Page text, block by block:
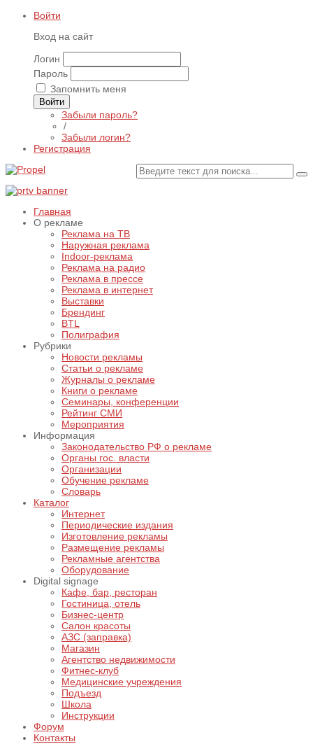
Войти
Вход на сайт
Логин
Пароль
Запомнить меня
Войти
Забыли пароль?
/
Забыли логин?
Регистрация
Главная
О рекламе
Реклама на ТВ
Наружная реклама
Indoor-реклама
Реклама на радио
Реклама в прессе
Реклама в интернет
Выставки
Брендинг
BTL
Полиграфия
Рубрики
Новости рекламы
Статьи о рекламе
Журналы о рекламе
Книги о рекламе
Семинары, конференции
Рейтинг СМИ
Мероприятия
Информация
Законодательство РФ о рекламе
Органы гос. власти
Организации
Обучение рекламе
Словарь
Каталог
Интернет
Периодические издания
Изготовление рекламы
Размещение рекламы
Рекламные агентства
Оборудование
Digital signage
Кафе, бар, ресторан
Гостиница, отель
Бизнес-центр
Салон красоты
АЗС (заправка)
Магазин
Агентство недвижимости
Фитнес-клуб
Медицинские учреждения
Подъезд
Школа
Инструкции
Форум
Контакты